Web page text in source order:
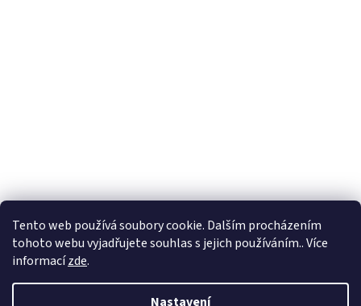
Tento web používá soubory cookie. Dalším procházením
tohoto webu vyjadřujete souhlas s jejich používáním.. Více
informacízde.
Nastavení